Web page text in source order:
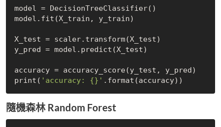
model = DecisionTreeClassifier()
model.fit(X_train, y_train)
X_test = scaler.transform(X_test)
y_pred = model.predict(X_test)
accuracy = accuracy_score(y_test, y_pred)
print( 'accuracy: {}'
隨機森林 Random Forest